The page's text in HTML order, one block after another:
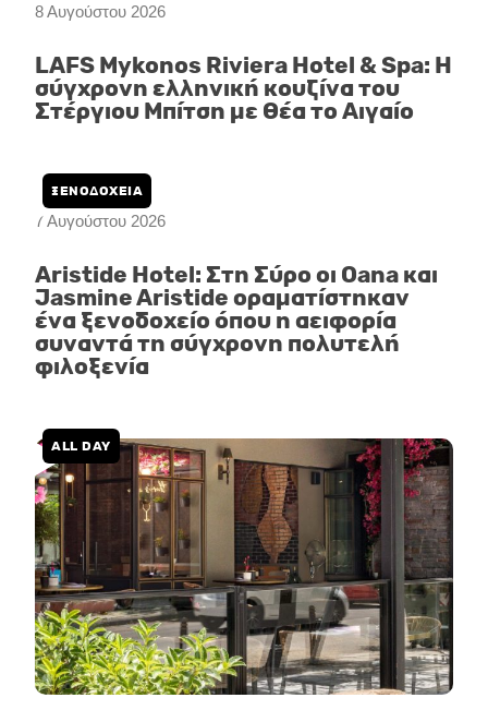
8 Αυγούστου 2026
LAFS Mykonos Riviera Hotel & Spa: Η
σύγχρονη ελληνική κουζίνα του
Στέργιου Μπίτση με θέα το Αιγαίο
7 Αυγούστου 2026
ΞΕΝΟΔΟΧΕΙΑ
Aristide Hotel: Στη Σύρο οι Oana και
Jasmine Aristide οραματίστηκαν
ένα ξενοδοχείο όπου η αειφορία
συναντά τη σύγχρονη πολυτελή
φιλοξενία
ALL DAY